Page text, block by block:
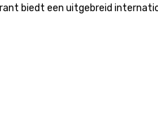
biedt een uitgebreid